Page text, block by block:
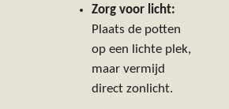
Zorg voor licht:
Plaats de potten
op een lichte plek,
maar vermijd
direct zonlicht.